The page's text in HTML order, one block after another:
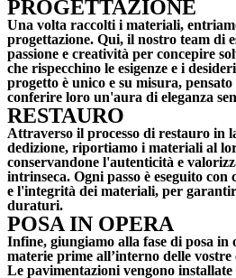
PROGETTAZIONE
Una volta raccolti i materiali,
progettazione. Qui, il nostro team di
passione e creatività per concepire
che rispecchino le esigenze e i
progetto è unico e su misura,
conferire loro un'aura di eleganza
RESTAURO
Attraverso il processo di restauro in
dedizione, riportiamo i materiali al
conservandone l'autenticità e
intrinseca. Ogni passo è eseguito
e l'integrità dei materiali, per
duraturi.
POSA IN OPERA
Infine, giungiamo alla fase di posa in
materie prime all’interno delle
Le pavimentazioni vengono